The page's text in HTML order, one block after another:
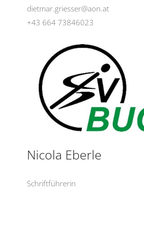
dietmar.griesser@aon.at
+43 664 73846023
Nicola Eberle
Schriftführerin